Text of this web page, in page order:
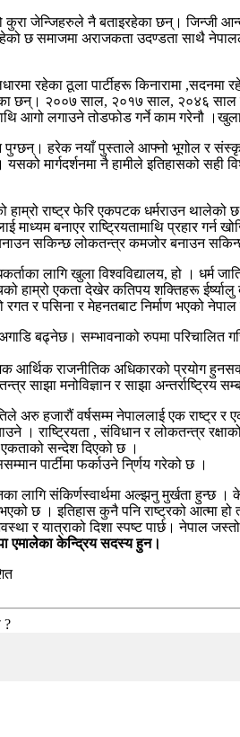
कुरा जेन्जिहरुले नै बताइरहेका छन्। जिन्जी
छ समाजमा अराजकता उदण्डता साथै
रहेका ठूला पार्टीहरू किनारामा
छन्। २००७ साल, २०१७ साल, २०४६
आगो लगाउने तोडफोड गर्ने काम गरेनौ
हरेक नयाँ पुस्ताले आफ्नो भूगोल र
यसको मार्गदर्शनमा नै हामीले इतिहासको
हाम्रो राष्ट्र फेरि एकपटक धर्मराउन
माध्यम बनाएर राष्ट्रियतामाथि प्रहार
सकिन्छ लोकतन्त्र कमजोर बनाउन
लागि खुला विश्वविद्यालय, हो । धर्म
हाम्रो एकता देखेर कतिपय शक्तिहरू
र पसिना र मेहनतबाट निर्माण भएको नेपाल
बढ्नेछ। सम्भावनाको रुपमा परिचालित
आर्थिक राजनीतिक अधिकारको प्रयोग
साझा मनोविज्ञान र साझा
अरु हजारौं वर्षसम्म नेपाललाई एक
। राष्ट्रियता , संविधान र लोकतन्त्र
एकताको सन्देश दिएको छ ।
पार्टीमा फर्काउने नि्र्णय गरेको छ ।
लागि संकिर्णस्वार्थमा अल्झनु मुर्खता हुन्छ ।
भएको छ । इतिहास कुनै पनि राष्ट्रको
र यात्राको दिशा स्पष्ट पार्छ। नेपाल
केन्द्रिय सदस्य हुन।
?